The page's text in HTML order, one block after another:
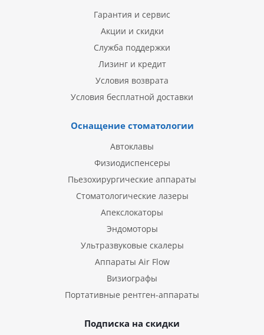
Гарантия и сервис
Акции и скидки
Служба поддержки
Лизинг и кредит
Условия возврата
Условия бесплатной доставки
Оснащение стоматологии
Автоклавы
Физиодиспенсеры
Пьезохирургические аппараты
Стоматологические лазеры
Апекслокаторы
Эндомоторы
Ультразвуковые скалеры
Аппараты Air Flow
Визиографы
Портативные рентген-аппараты
Подписка на скидки